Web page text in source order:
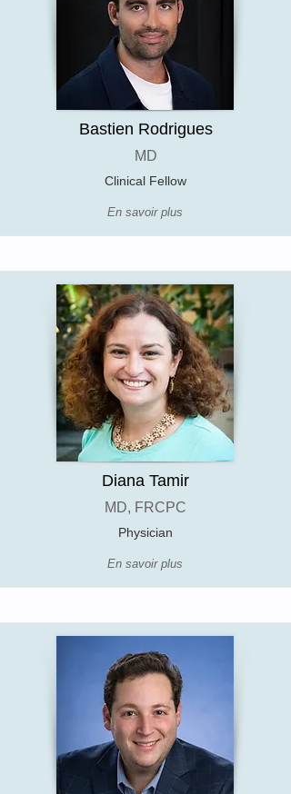
Bastien Rodrigues
MD
Clinical Fellow
En savoir plus
Diana Tamir
MD, FRCPC
Physician
En savoir plus